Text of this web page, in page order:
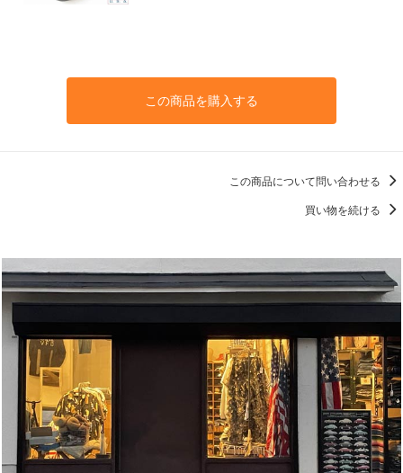
この商品を購入する
この商品について問い合わせる
買い物を続ける